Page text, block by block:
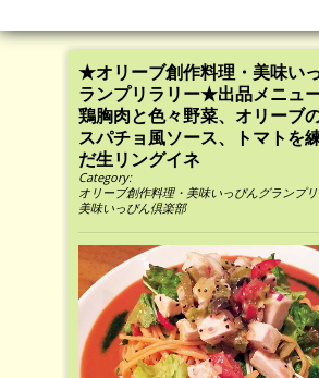
★オリーブ創作料理・美味い
ランプリラリー★出品メニュ
鶏胸肉と色々野菜、オリーブ
スパチョ風ソース、トマトを
だ生リングイネ
Category:
オリーブ創作料理・美味いっぴんグランプ
美味いっぴん倶楽部